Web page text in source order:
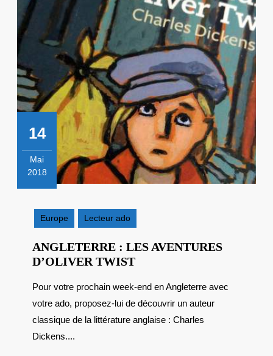
14
Mai
2018
2018
Europe
Lecteur ado
ANGLETERRE : LES AVENTURES
D’OLIVER TWISTANGLETERRE
LES
AVENTURES
D’OLIVER
Pour votre prochain week-end en Angleterre avec
votre ado, proposez-lui de découvrir un auteur
classique de la littérature anglaise : Charles
Dickens....